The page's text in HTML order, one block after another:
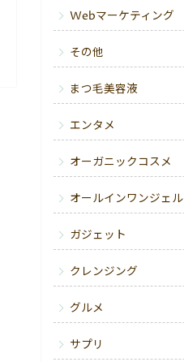
Webマーケティング
その他
まつ毛美容液
エンタメ
オーガニックコスメ
オールインワンジェル
ガジェット
クレンジング
グルメ
サプリ